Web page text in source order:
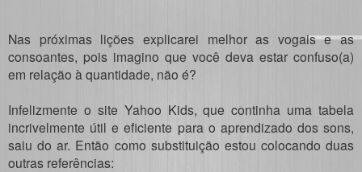
Nas próximas lições explicarei melhor as vogais e as
consoantes, pois imagino que você deva estar confuso(a)
em relação à quantidade, não é?
Infelizmente o site Yahoo Kids, que continha uma tabela
incrivelmente útil e eficiente para o aprendizado dos sons,
saiu do ar. Então como substituição estou colocando duas
outras referências: